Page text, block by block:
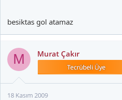
besiktas gol atamaz
M Murat Çakır
18 Kasım 2009